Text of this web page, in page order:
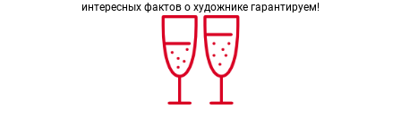
интересных фактов о художнике гарантируем!